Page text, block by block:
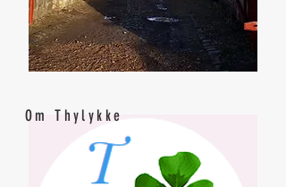
Om Thylykke